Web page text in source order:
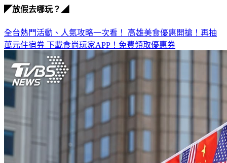
◤放假去哪玩？◢
全台熱門活動、人氣攻略一次看！ 高雄美食優惠開搶！再抽
萬元住宿券 下載食尚玩家APP！免費領取優惠券